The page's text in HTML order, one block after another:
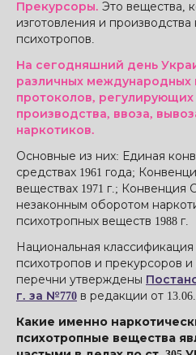
Прекурсоры. Это вещества,
изготовления и производства
психотропов.
На сегодняшний день
различных международных
протоколов,
производства, ввоза,
наркотиков.
Основные из них: Единая
средствах 1961 года;
веществах 1971 г.;
незаконным оборотом
психотропных веществ 1988 г.
Национальная
психотропов и прекурсоров
перечни утверждены
г. за №770 в редакции от
Какие именно
психотропные вещества